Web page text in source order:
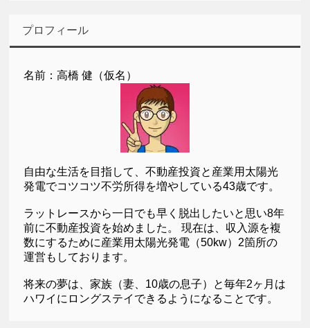
プロフィール
名前：高橋 健（仮名）
自由な生活を目指して、不動産投資と産業用太陽光
発電でコツコツ不労所得を増やしている43歳です。
ラットレースから一日でも早く脱出したいと思い8年
前に不動産投資を始めました。 現在は、収入源を複
数にするために産業用太陽光発電（50kw）2箇所の
運営もしております。
将来の夢は、家族（妻、10歳の息子）と毎年2ヶ月は
ハワイにロングステイできるようになることです。